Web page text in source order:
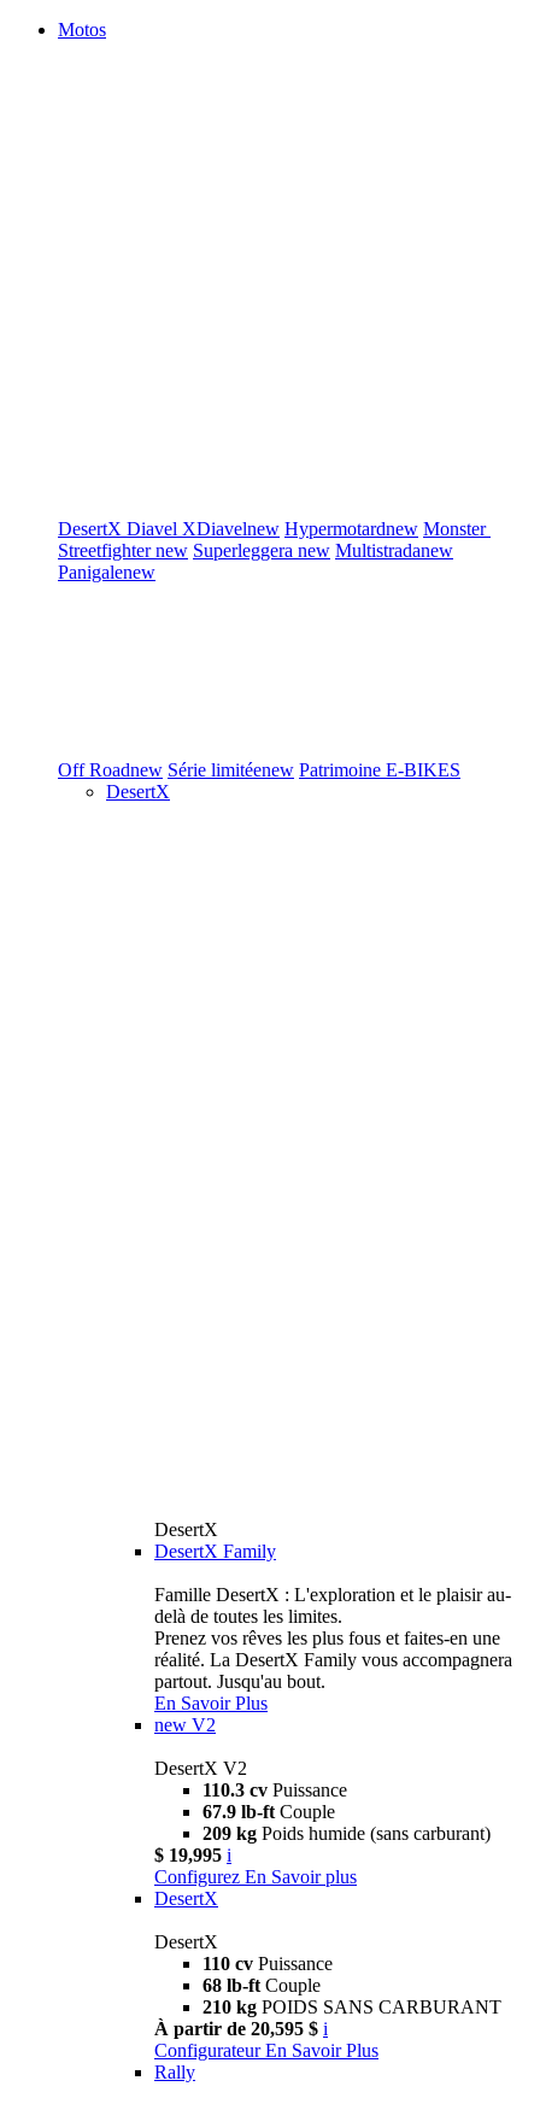
Motos
DesertX Diavel XDiavelnew Hypermotardnew Monster
Streetfighternew Superleggera new Multistradanew
Panigalenew
Off Roadnew Série limitéenew Patrimoine E-BIKES
DesertX
DesertX
DesertX Family
Famille DesertX : L'exploration et le plaisir au-
delà de toutes les limites.
Prenez vos rêves les plus fous et faites-en une
réalité. La DesertX Family vous accompagnera
partout. Jusqu'au bout.
En Savoir Plus
new V2
DesertX V2
110.3 cv Puissance
67.9 lb-ft Couple
209 kg Poids humide (sans carburant)
$ 19,995 i
Configurez En Savoir plus
DesertX
DesertX
110 cv Puissance
68 lb-ft Couple
210 kg POIDS SANS CARBURANT
À partir de 20,595 $ i
Configurateur En Savoir Plus
Rally